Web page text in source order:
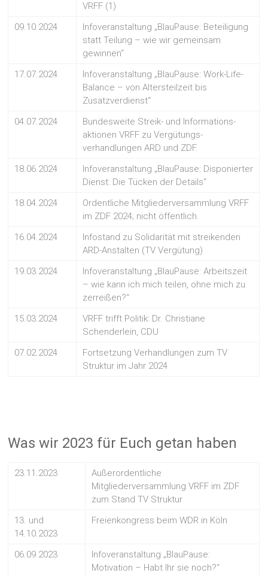
VRFF (1)
09.10.2024
Infoveranstaltung „BlauPause: Beteiligung
statt Teilung – wie wir gemeinsam
gewinnen“
17.07.2024
Infoveranstaltung „BlauPause: Work-Life-
Balance – von Altersteilzeit bis
Zusatzverdienst“
04.07.2024
Bundesweite Streik- und Informations-
aktionen VRFF zu Vergütungs-
verhandlungen ARD und ZDF.
18.06.2024
Infoveranstaltung „BlauPause: Disponierter
Dienst: Die Tücken der Details“
18.04.2024
Ordentliche Mitgliederversammlung VRFF
im ZDF 2024; nicht öffentlich.
16.04.2024
Infostand zu Solidarität mit streikenden
ARD-Anstalten (TV Vergütung)
19.03.2024
Infoveranstaltung „BlauPause: Arbeitszeit
– wie kann ich mich teilen, ohne mich zu
zerreißen?“
15.03.2024
VRFF trifft Politik: Dr. Christiane
Schenderlein, CDU
07.02.2024
Fortsetzung Verhandlungen zum TV
Struktur im Jahr 2024
Was wir 2023 für Euch getan haben
23.11.2023
Außerordentliche
Mitgliederversammlung VRFF im ZDF
zum Stand TV Struktur
13. und
14.10.2023
Freienkongress beim WDR in Köln
06.09.2023
Infoveranstaltung „BlauPause:
Motivation – Habt Ihr sie noch?“